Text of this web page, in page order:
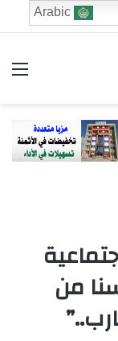
في 24 ساعة.. كروزيرو البرازيلي يستعير 3 لاعبين من الدوري السعودي في صفقة غير مسبوقة
من
Arabic